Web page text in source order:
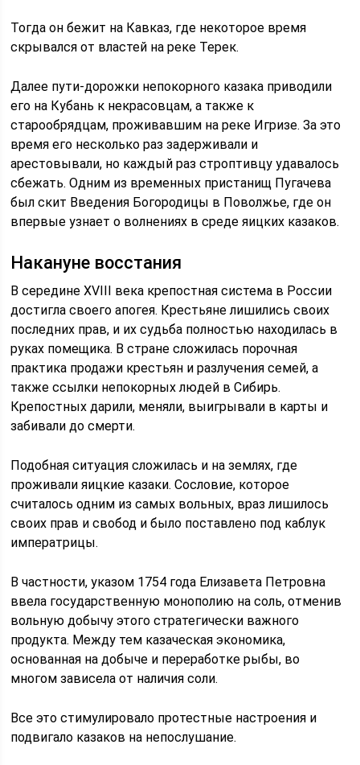
Тогда он бежит на Кавказ, где некоторое время
скрывался от властей на реке Терек.
Далее пути-дорожки непокорного казака приводили
его на Кубань к некрасовцам, а также к
старообрядцам, проживавшим на реке Игризе. За это
время его несколько раз задерживали и
арестовывали, но каждый раз строптивцу удавалось
сбежать. Одним из временных пристанищ Пугачева
был скит Введения Богородицы в Поволжье, где он
впервые узнает о волнениях в среде яицких казаков.
Накануне восстания
В середине XVIII века крепостная система в России
достигла своего апогея. Крестьяне лишились своих
последних прав, и их судьба полностью находилась в
руках помещика. В стране сложилась порочная
практика продажи крестьян и разлучения семей, а
также ссылки непокорных людей в Сибирь.
Крепостных дарили, меняли, выигрывали в карты и
забивали до смерти.
Подобная ситуация сложилась и на землях, где
проживали яицкие казаки. Сословие, которое
считалось одним из самых вольных, враз лишилось
своих прав и свобод и было поставлено под каблук
императрицы.
В частности, указом 1754 года Елизавета Петровна
ввела государственную монополию на соль, отменив
вольную добычу этого стратегически важного
продукта. Между тем казаческая экономика,
основанная на добыче и переработке рыбы, во
многом зависела от наличия соли.
Все это стимулировало протестные настроения и
подвигало казаков на непослушание.